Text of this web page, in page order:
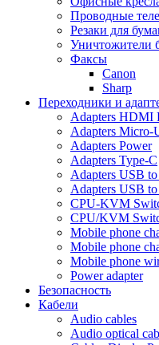
Проводные
Резаки для
Уничтожители
Факсы
Canon
Sharp
Переходники и
Adapters
Adapters Micro-
Adapters Power
Adapters Type-C
Adapters USB
Adapters USB
CPU-KVM
CPU/KVM
Mobile phone
Mobile phone
Mobile phone
Power adapter
Безопасность
Кабели
Audio cables
Audio optical